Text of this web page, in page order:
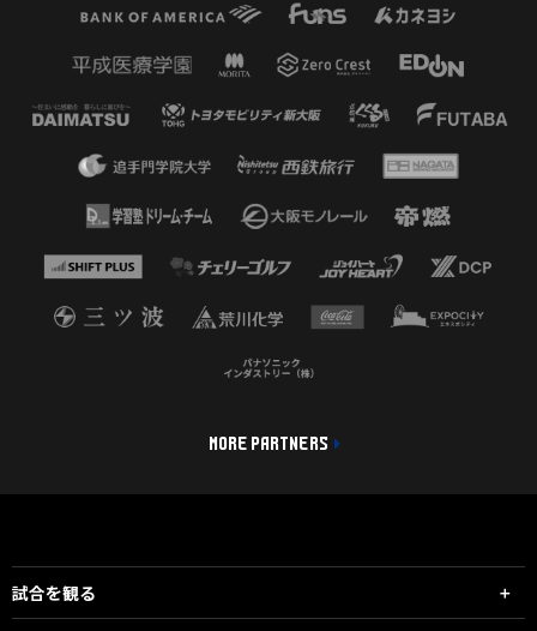
MORE PARTNERS
試合を観る